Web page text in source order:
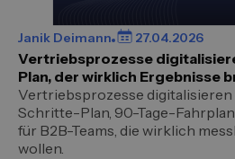
Janik Deimann 27.04.2026
Vertriebsprozesse
Plan, der wirklich Ergebnisse
Vertriebsprozesse
Schritte-Plan, 90-Tage-
für B2B-Teams, die wirklich
wollen.